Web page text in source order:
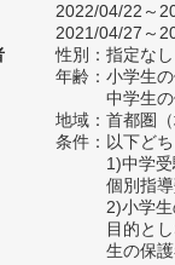
2022/04/22～
2021/04/27～
性別：指定なし
年齢：小学生
中学生
地域：首都圏
条件：以下ど
1)中学
個別指
2)小学
目的と
生の保